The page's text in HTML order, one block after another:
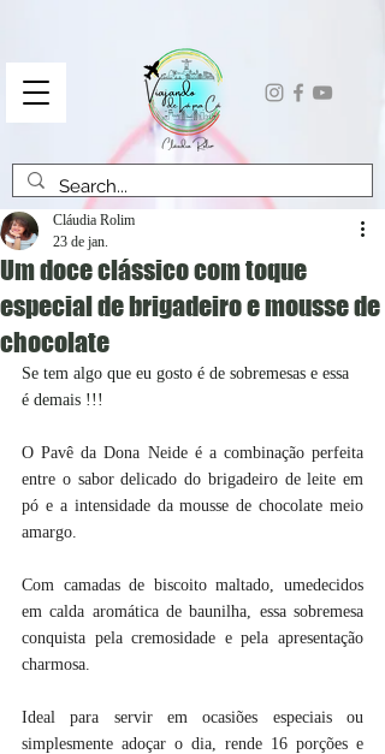
Um doce clássico com toque
especial de brigadeiro e mousse de
chocolate
Cláudia Rolim
23 de jan.
Se tem algo que eu gosto é de sobremesas e essa
é demais !!!
O Pavê da Dona Neide é a combinação perfeita
entre o sabor delicado do brigadeiro de leite em
pó e a intensidade da mousse de chocolate meio
amargo.
Com camadas de biscoito maltado, umedecidos
em calda aromática de baunilha, essa sobremesa
conquista pela cremosidade e pela apresentação
charmosa.
Ideal para servir em ocasiões especiais ou
simplesmente adoçar o dia, rende 16 porções e